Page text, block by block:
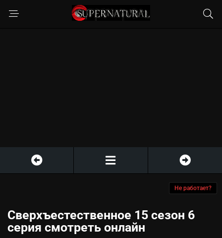
Не работает?
Сверхъестественное 15 сезон 6
серия смотреть онлайн